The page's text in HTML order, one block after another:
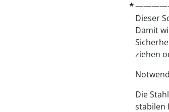
Dieser
Damit
ziehen
Die
stabilen